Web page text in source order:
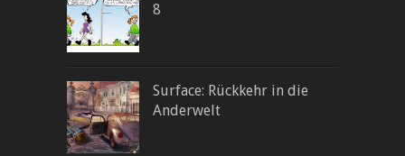
8
Surface: Rückkehr in die
Anderwelt